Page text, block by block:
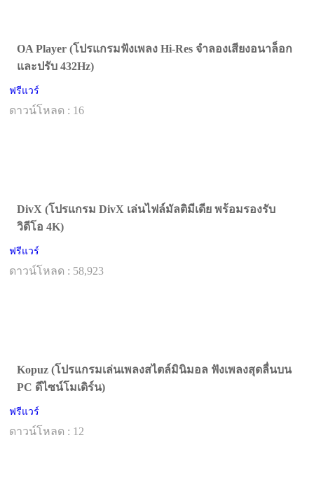
OA Player (โปรแกรมฟังเพลง Hi-Res จำลองเสียงอนาล็อก
และปรับ 432Hz)
ฟรีแวร์
ดาวน์โหลด : 16
DivX (โปรแกรม DivX เล่นไฟล์มัลติมีเดีย พร้อมรองรับ
วิดีโอ 4K)
ฟรีแวร์
ดาวน์โหลด : 58,923
Kopuz (โปรแกรมเล่นเพลงสไตล์มินิมอล ฟังเพลงสุดลื่นบน
PC ดีไซน์โมเดิร์น)
ฟรีแวร์
ดาวน์โหลด : 12